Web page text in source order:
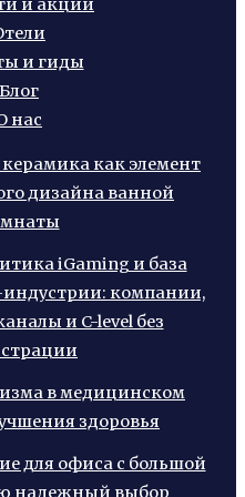
и акции
и гиды
Блог
нас
керамика как элемент
дизайна ванной
iGaming и база
компании,
и C-level без
в медицинском
здоровья
для офиса с большой
надежный выбор